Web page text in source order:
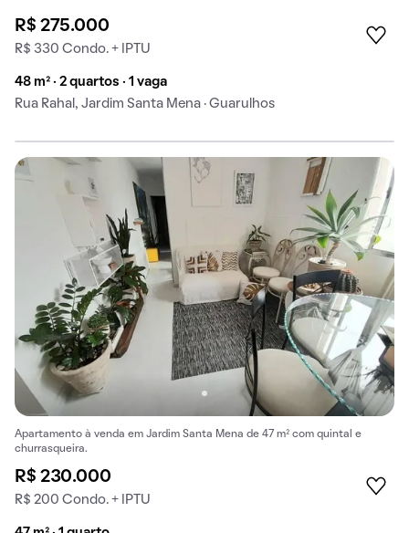
R$ 275.000
R$ 330 Condo. + IPTU
48 m² · 2 quartos · 1 vaga
Rua Rahal, Jardim Santa Mena · Guarulhos
Apartamento à venda em Jardim Santa Mena de 47 m² com quintal e
churrasqueira.
R$ 230.000
R$ 200 Condo. + IPTU